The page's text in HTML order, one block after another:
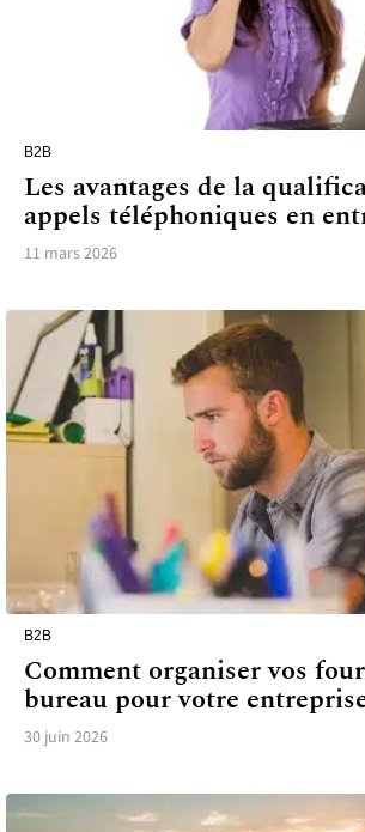
B2B
Les avantages de la
appels téléphoniques en
11 mars 2026
B2B
Comment organiser vos
bureau pour votre
30 juin 2026